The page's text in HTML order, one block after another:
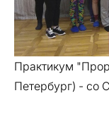
Практикум
Петербург) - со